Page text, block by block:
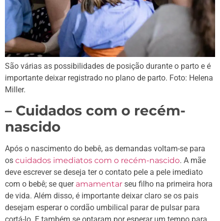
São várias as possibilidades de posição durante o parto e é
importante deixar registrado no plano de parto. Foto: Helena
Miller.
– Cuidados com o recém-
nascido
Após o nascimento do bebê, as demandas voltam-se para
os cuidados imediatos com o recém-nascido. A mãe
deve escrever se deseja ter o contato pele a pele imediato
com o bebê; se quer amamentar seu filho na primeira hora
de vida. Além disso, é importante deixar claro se os pais
desejam esperar o cordão umbilical parar de pulsar para